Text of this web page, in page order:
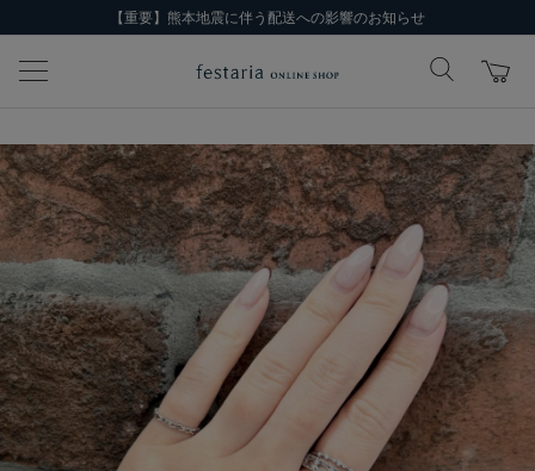
【重要】熊本地震に伴う配送への影響のお知らせ